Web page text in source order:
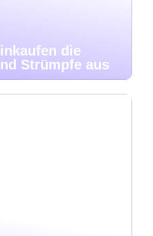
die
Strümpfe aus